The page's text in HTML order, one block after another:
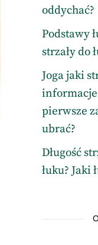
oddychać?
Podstawy
strzały do
Joga jaki
informacje
pierwsze
ubrać?
Długość
łuku? Jaki